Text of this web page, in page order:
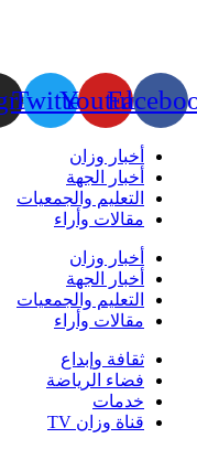
Youtube
Twitter
أخبار وزان
أخبار الجهة
التعليم والجمعيات
مقالات وأراء
أخبار وزان
أخبار الجهة
التعليم والجمعيات
مقالات وأراء
ثقافة وإبداع
فضاء الرياضة
خدمات
قناة وزان TV